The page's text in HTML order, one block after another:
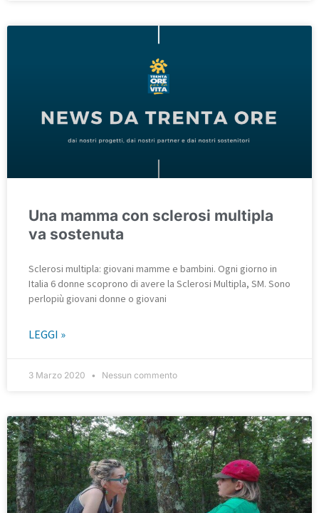
Una mamma con sclerosi multipla
va sostenuta
Sclerosi multipla: giovani mamme e bambini. Ogni giorno in
Italia 6 donne scoprono di avere la Sclerosi Multipla, SM. Sono
perlopiù giovani donne o giovani
LEGGI »
3 Marzo 2020 Nessun commento